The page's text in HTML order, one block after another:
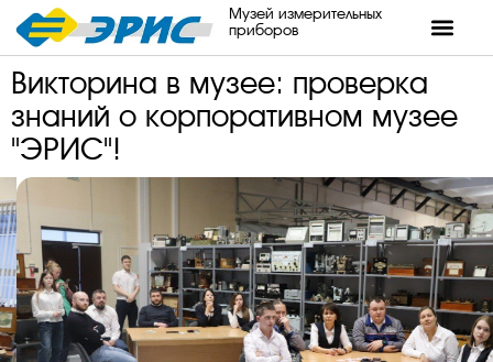
Музей измерительных
приборов
Викторина в музее: проверка
знаний о корпоративном музее
"ЭРИС"!